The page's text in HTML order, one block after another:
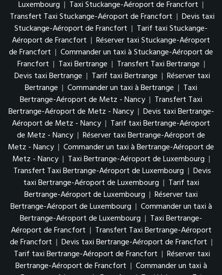
Luxembourg | Taxi Stuckange-Aéroport de Francfort |
Transfert Taxi Stuckange-Aéroport de Francfort | Devis taxi
Stuckange-Aéroport de Francfort | Tarif taxi Stuckange-
Aéroport de Francfort | Réserver taxi Stuckange-Aéroport
de Francfort | Commander un taxi à Stuckange-Aéroport de
Francfort | Taxi Bertrange | Transfert Taxi Bertrange |
Devis taxi Bertrange | Tarif taxi Bertrange | Réserver taxi
Bertrange | Commander un taxi à Bertrange | Taxi
Bertrange-Aéroport de Metz - Nancy | Transfert Taxi
Bertrange-Aéroport de Metz - Nancy | Devis taxi Bertrange-
Aéroport de Metz - Nancy | Tarif taxi Bertrange-Aéroport
de Metz - Nancy | Réserver taxi Bertrange-Aéroport de
Metz - Nancy | Commander un taxi à Bertrange-Aéroport de
Metz - Nancy | Taxi Bertrange-Aéroport de Luxembourg |
Transfert Taxi Bertrange-Aéroport de Luxembourg | Devis
taxi Bertrange-Aéroport de Luxembourg | Tarif taxi
Bertrange-Aéroport de Luxembourg | Réserver taxi
Bertrange-Aéroport de Luxembourg | Commander un taxi à
Bertrange-Aéroport de Luxembourg | Taxi Bertrange-
Aéroport de Francfort | Transfert Taxi Bertrange-Aéroport
de Francfort | Devis taxi Bertrange-Aéroport de Francfort |
Tarif taxi Bertrange-Aéroport de Francfort | Réserver taxi
Bertrange-Aéroport de Francfort | Commander un taxi à